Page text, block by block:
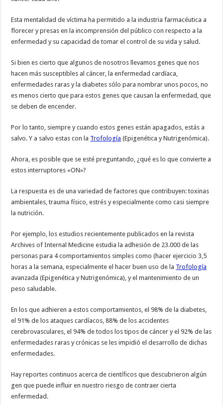
Esta mentalidad de víctima ha permitido a la industria farmacéutica a
florecer y presas en la incomprensión del público con respecto a la
enfermedad y su capacidad de tomar el control de su vida y salud.
Si bien es cierto que algunos de nosotros llevamos genes que nos
hacen más susceptibles al cáncer, la enfermedad cardíaca,
enfermedades raras y la diabetes sólo para nombrar unos pocos, no
es menos cierto que para estos genes que causan la enfermedad, que
se deben de encender.
Por lo tanto, siempre y cuando estos genes están apagados, estás a
salvo. Y a salvo estas con la Trofología (Epigenética y Nutrigenómica).
Ahora, es posible que se esté preguntando, ¿qué es lo que convierte a
estos interruptores «ON»?
La respuesta es de una variedad de factores que contribuyen: toxinas
ambientales, trauma físico, estrés y especialmente como casi siempre
la nutrición.
Por ejemplo, los estudios recientemente publicados en la revista
Archives of Internal Medicine estudia la adhesión de 23.000 de las
personas para 4 comportamientos simples como (hacer ejercicio 3,5
horas a la semana, especialmente el hacer buen uso de la Trofología
avanzada (Epigenética y Nutrigenómica), y el mantenimiento de un
peso saludable.
En los que adhieren a estos comportamientos, el 98% de la diabetes,
el 91% de los ataques cardíacos, 88% de los accidentes
cerebrovasculares, el 94% de todos los tipos de cáncer y el 92% de las
enfermedades raras y crónicas se les impidió el desarrollo de dichas
enfermedades.
Hay reportes continuos acerca de científicos que descubrieron algún
gen que puede influir en nuestro riesgo de contraer cierta
enfermedad.